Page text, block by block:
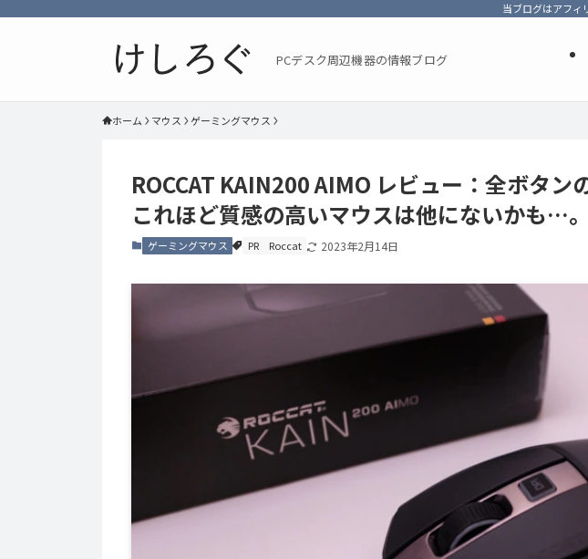
当ブログはアフィ
PCデスク周辺機器の情報ブログ
ホーム マウス ゲーミングマウス
ROCCAT KAIN200 AIMO レビュー：全ボタン
これほど質感の高いマウスは他にないかも…。
ゲーミングマウス PR Roccat 2023年2月14日